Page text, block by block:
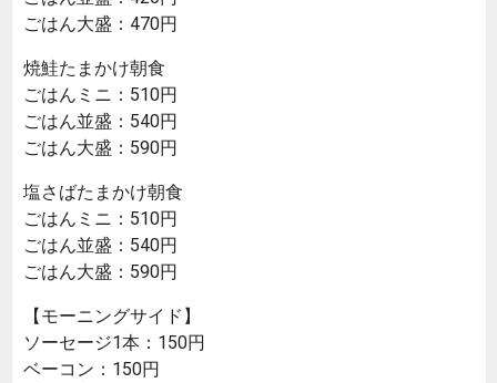
ごはん大盛：470円
焼鮭たまかけ朝食
ごはんミニ：510円
ごはん並盛：540円
ごはん大盛：590円
塩さばたまかけ朝食
ごはんミニ：510円
ごはん並盛：540円
ごはん大盛：590円
【モーニングサイド】
ソーセージ1本：150円
ベーコン：150円